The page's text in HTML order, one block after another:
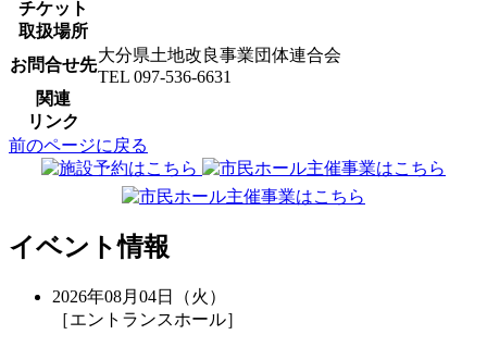
チケット
取扱場所
お問合せ先
大分県土地改良事業団体連合会
TEL 097-536-6631
関連
リンク
前のページに戻る
イベント情報
2026年08月04日（火）
［エントランスホール］